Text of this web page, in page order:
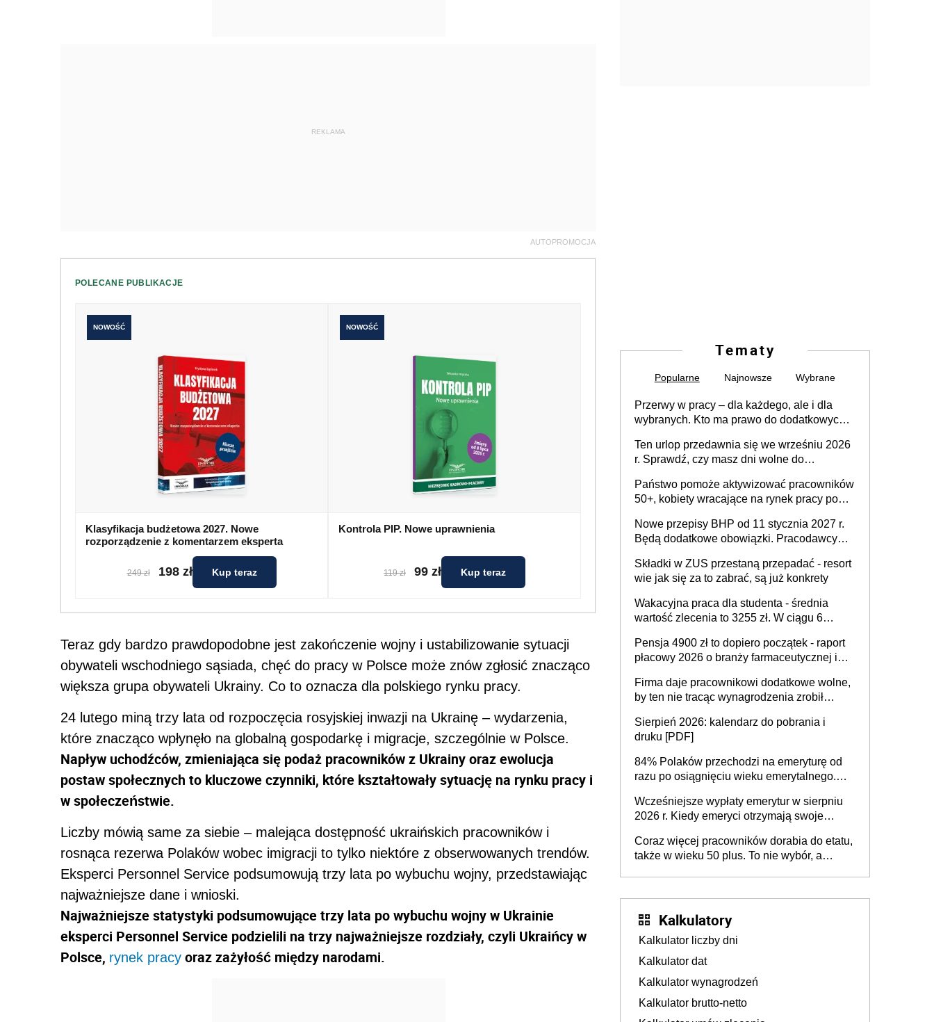
REKLAMA
AUTOPROMOCJA
POLECANE PUBLIKACJE
NOWOŚĆ
Klasyfikacja budżetowa 2027. Nowe
rozporządzenie z komentarzem eksperta
249 zł 198 zł Kup teraz
NOWOŚĆ
Kontrola PIP. Nowe uprawnienia
119 zł 99 zł Kup teraz
Teraz gdy bardzo prawdopodobne jest zakończenie wojny i ustabilizowanie sytuacji
obywateli wschodniego sąsiada, chęć do pracy w Polsce może znów zgłosić znacząco
większa grupa obywateli Ukrainy. Co to oznacza dla polskiego rynku pracy.
24 lutego miną trzy lata od rozpoczęcia rosyjskiej inwazji na Ukrainę – wydarzenia,
które znacząco wpłynęło na globalną gospodarkę i migracje, szczególnie w Polsce.
Napływ uchodźców, zmieniająca się podaż pracowników z Ukrainy oraz ewolucja
postaw społecznych to kluczowe czynniki, które kształtowały sytuację na rynku pracy i
w społeczeństwie.
Liczby mówią same za siebie – malejąca dostępność ukraińskich pracowników i
rosnąca rezerwa Polaków wobec imigracji to tylko niektóre z obserwowanych trendów.
Eksperci Personnel Service podsumowują trzy lata po wybuchu wojny, przedstawiając
najważniejsze dane i wnioski.
Najważniejsze statystyki podsumowujące trzy lata po wybuchu wojny w Ukrainie
eksperci Personnel Service podzielili na trzy najważniejsze rozdziały, czyli Ukraińcy w
Polsce, rynek pracy oraz zażyłość między narodami.
Tematy
Popularne Najnowsze Wybrane
Przerwy w pracy – dla każdego, ale i dla
wybranych. Kto ma prawo do dodatkowych
Ten urlop przedawnia się we wrześniu 2026
r. Sprawdź, czy masz dni wolne do
Państwo pomoże aktywizować pracowników
50+, kobiety wracające na rynek pracy po
osoby neuroatypowe. Powstanie Fundusz
na rzecz Inkluzywności w Zatrudnianiu?
Nowe przepisy BHP od 11 stycznia 2027 r.
Będą dodatkowe obowiązki. Pracodawcy
Składki w ZUS przestaną przepadać - resort
wie jak się za to zabrać, są już konkrety
Wakacyjna praca dla studenta - średnia
wartość zlecenia to 3255 zł. W ciągu 6
ponad 10,7 tys. zł
Pensja 4900 zł to dopiero początek - raport
płacowy 2026 o branży farmaceutycznej i
Firma daje pracownikowi dodatkowe wolne,
by ten nie tracąc wynagrodzenia zrobił
sprawdza
Sierpień 2026: kalendarz do pobrania i
druku [PDF]
84% Polaków przechodzi na emeryturę od
razu po osiągnięciu wieku emerytalnego.
dłużej, ale czy jest w stanie? Pracownicy
45+ to siła napędowa gospodarki
Wcześniejsze wypłaty emerytur w sierpniu
2026 r. Kiedy emeryci otrzymają swoje
Coraz więcej pracowników dorabia do etatu,
także w wieku 50 plus. To nie wybór, a
Kalkulatory
Kalkulator liczby dni
Kalkulator dat
Kalkulator wynagrodzeń
Kalkulator brutto-netto